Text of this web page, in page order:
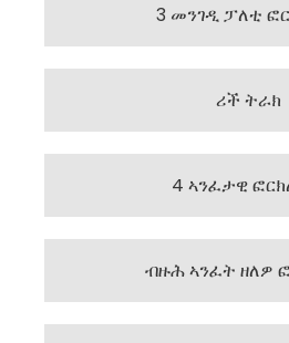
3 መንገዲ ፓለቲ
ሪች ትራክ
4 ኣንፈታዊ
ብዙሕ ኣንፈት ዘለዎ